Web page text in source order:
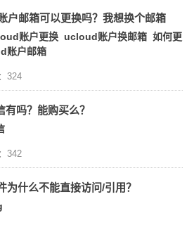
户邮箱可以更换吗？我想换个邮箱
账户更换 ucloud账户换邮箱 如何更
账户邮箱
324
有吗？能购买么？
342
为什么不能直接访问/引用？